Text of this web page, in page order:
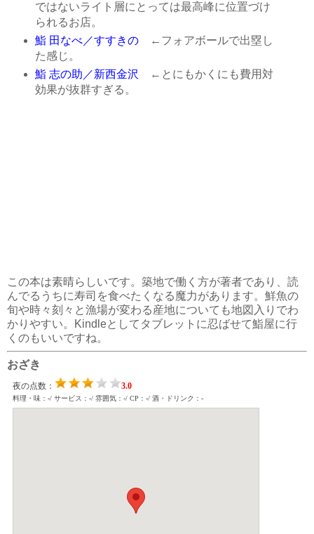
ではないライト層にとっては最高峰に位置づけ
られるお店。
鮨 田なべ／すすきの←フォアボールで出塁し
た感じ。
鮨 志の助／新西金沢 ←とにもかくにも費用対
効果が抜群すぎる。
この本は素晴らしいです。築地で働く方が著者であり、読
んでるうちに寿司を食べたくなる魔力があります。鮮魚の
旬や時々刻々と漁場が変わる産地についても地図入りでわ
かりやすい。Kindleとしてタブレットに忍ばせて鮨屋に行
くのもいいですね。
おざき